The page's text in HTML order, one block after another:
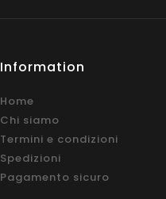
Information
Home
Chi siamo
Termini e condizioni
Spedizioni
Pagamento sicuro